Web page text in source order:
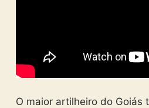
O maior artilheiro do Goiás